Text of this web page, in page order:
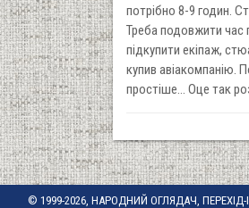
потрібно 8-9 годин.
Треба подовжити
підкупити екіпаж,
купив авіакомпанію.
простіше... Оце так
© 1999-2026, НАРОДНИЙ ОГЛЯДАЧ, ПЕРЕХІД-